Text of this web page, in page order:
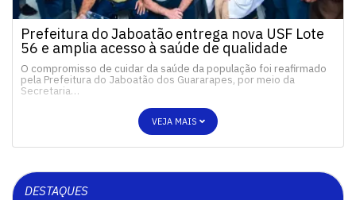
Prefeitura do Jaboatão entrega nova USF Lote
56 e amplia acesso à saúde de qualidade
O compromisso de cuidar da saúde da população foi reafirmado
pela Prefeitura do Jaboatão dos Guararapes, por meio da
Secretaria…
VEJA MAIS
DESTAQUES